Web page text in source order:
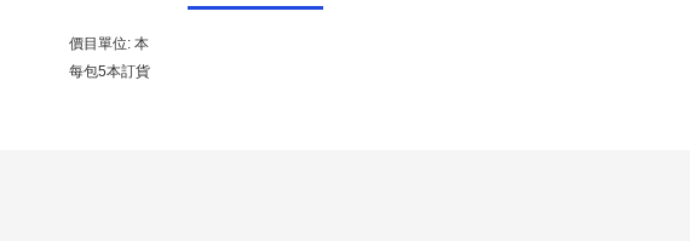
價目單位: 本
每包5本訂貨